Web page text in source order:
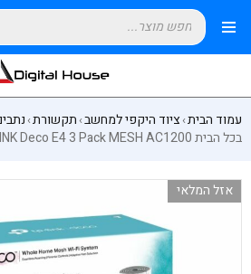
עמוד הבית›ציוד היקפי למחשב›תקשורת›
בכל הבית TP LINK Deco E4 3 Pack MESH AC1200
אזל המלאי